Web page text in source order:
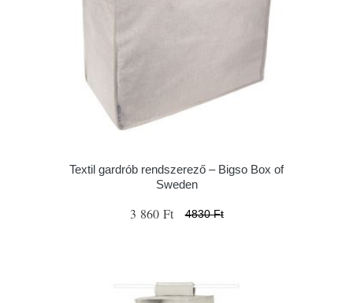
Textil gardrób rendszerező – Bigso Box of
Sweden
3 860 Ft 4830 Ft